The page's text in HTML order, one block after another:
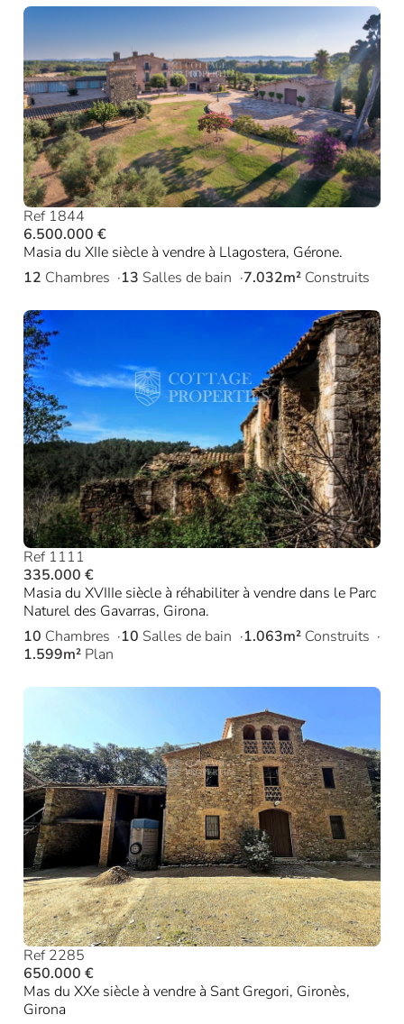
Ref 1844
6.500.000 €
Masia du XIIe siècle à vendre à Llagostera, Gérone.
12 Chambres 13 Salles de bain 7.032m² Construits
Ref 1111
335.000 €
Masia du XVIIIe siècle à réhabiliter à vendre dans le Parc
Naturel des Gavarras, Girona.
10 Chambres 10 Salles de bain 1.063m² Construits
1.599m² Plan
Ref 2285
650.000 €
Mas du XXe siècle à vendre à Sant Gregori, Gironès,
Girona